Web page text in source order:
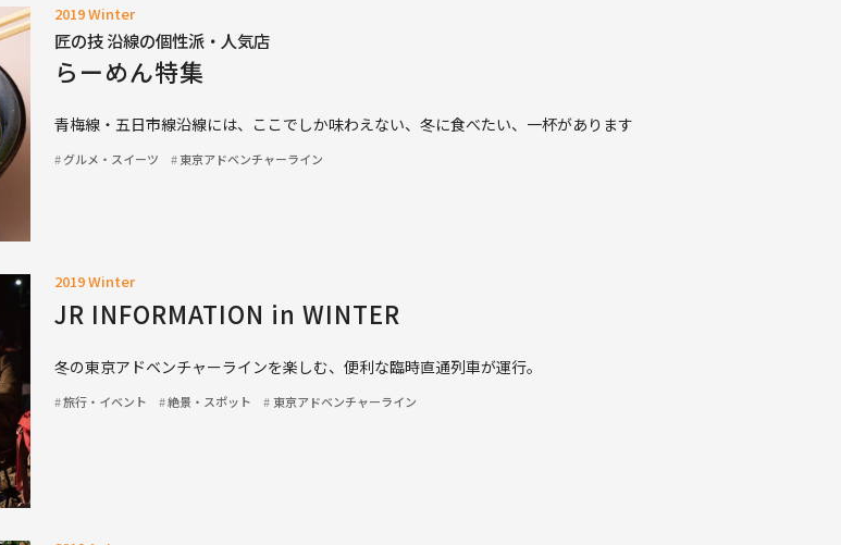
2019 Winter
匠の技 沿線の個性派・人気店
らーめん特集
青梅線・五日市線沿線には、ここでしか味わえない、冬に食べたい、一杯があります
グルメ・スイーツ 東京アドベンチャーライン
2019 Winter
JR INFORMATION in WINTER
冬の東京アドベンチャーラインを楽しむ、便利な臨時直通列車が運行。
旅行・イベント 絶景・スポット 東京アドベンチャーライン